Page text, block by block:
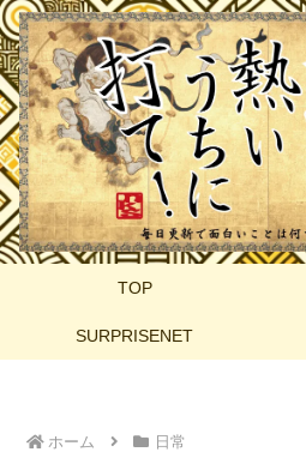
TOP
SURPRISENET
ホーム 日常